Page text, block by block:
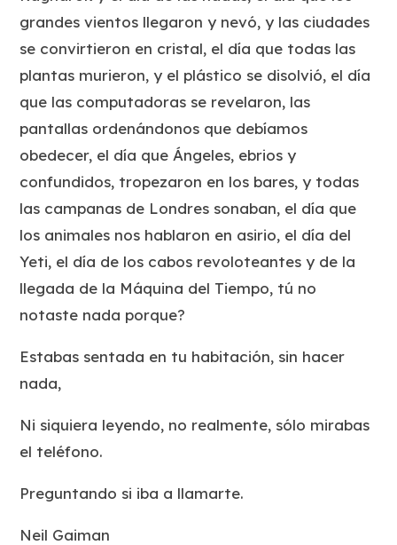
grandes vientos llegaron y nevó, y las ciudades
se convirtieron en cristal, el día que todas las
plantas murieron, y el plástico se disolvió, el día
que las computadoras se revelaron, las
pantallas ordenándonos que debíamos
obedecer, el día que Ángeles, ebrios y
confundidos, tropezaron en los bares, y todas
las campanas de Londres sonaban, el día que
los animales nos hablaron en asirio, el día del
Yeti, el día de los cabos revoloteantes y de la
llegada de la Máquina del Tiempo, tú no
notaste nada porque?
Estabas sentada en tu habitación, sin hacer
nada,
Ni siquiera leyendo, no realmente, sólo mirabas
el teléfono.
Preguntando si iba a llamarte.
Neil Gaiman